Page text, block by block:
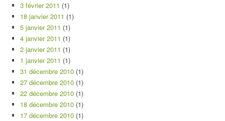
3 février 2011 (1)
18 janvier 2011 (1)
5 janvier 2011 (1)
4 janvier 2011 (1)
2 janvier 2011 (1)
1 janvier 2011 (1)
31 décembre 2010 (1)
27 décembre 2010 (1)
22 décembre 2010 (1)
18 décembre 2010 (1)
17 décembre 2010 (1)